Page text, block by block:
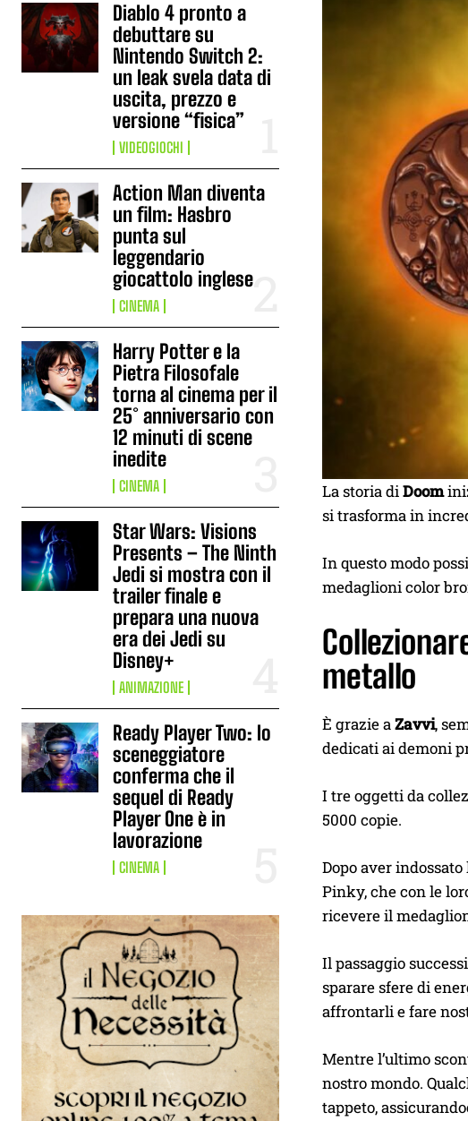
Diablo 4 pronto a
debuttare su
Nintendo Switch 2:
un leak svela data di
uscita, prezzo e
versione “fisica”
VIDEOGIOCHI
Action Man diventa
un film: Hasbro
punta sul
leggendario
giocattolo inglese
CINEMA
Harry Potter e la
Pietra Filosofale
torna al cinema per il
25° anniversario con
12 minuti di scene
inedite
CINEMA
Star Wars: Visions
Presents – The Ninth
Jedi si mostra con il
trailer finale e
prepara una nuova
era dei Jedi su
Disney+
ANIMAZIONE
Ready Player Two: lo
sceneggiatore
conferma che il
sequel di Ready
Player One è in
lavorazione
CINEMA
La storia diDoom
si trasforma in
In questo modo
medaglioni color
metallo
È grazie aZavvi,
dedicati ai demoni
I tre oggetti da
5000 copie.
Dopo aver
Pinky, che con le
ricevere il
Il passaggio
sparare sfere di
affrontarli e fare
Mentre l’ultimo
nostro mondo.
tappeto,